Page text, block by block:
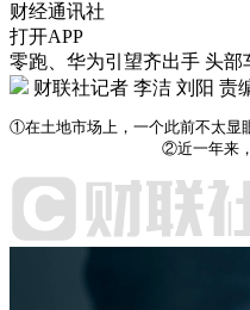
财经通讯社
打开APP
零跑、华为引望齐出手 头部
财联社记者 李洁 刘阳 责
①在土地市场上，一个此前不太显
②近一年来，从